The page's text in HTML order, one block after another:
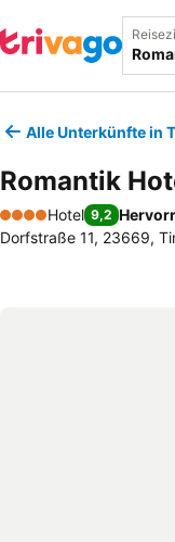
Alle Unterkünfte in
Romantik
4 Sterne
Hotel 9,2
Dorfstraße 11, 23669,